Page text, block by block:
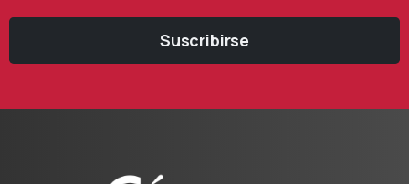
Suscribirse